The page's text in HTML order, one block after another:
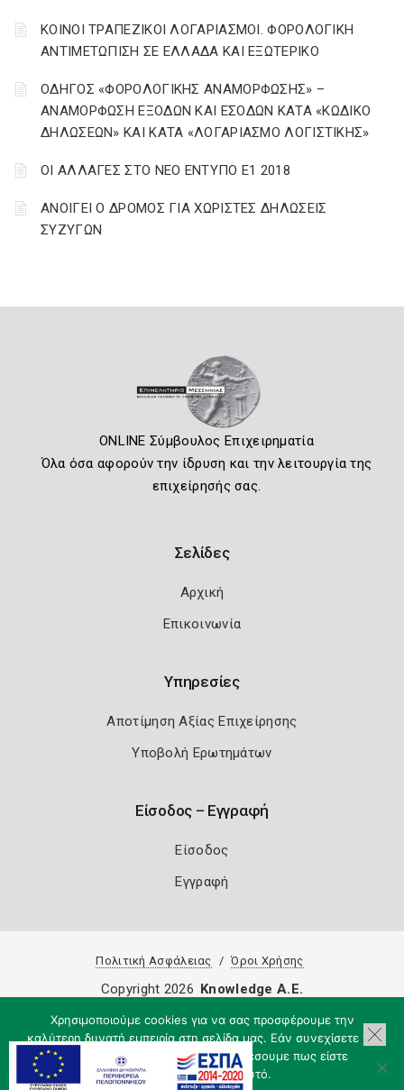
ΚΟΙΝΟΙ ΤΡΑΠΕΖΙΚΟΙ ΛΟΓΑΡΙΑΣΜΟΙ. ΦΟΡΟΛΟΓΙΚΗ
ΑΝΤΙΜΕΤΩΠΙΣΗ ΣΕ ΕΛΛΑΔΑ ΚΑΙ ΕΞΩΤΕΡΙΚΟ
ΟΔΗΓΟΣ «ΦΟΡΟΛΟΓΙΚΗΣ ΑΝΑΜΟΡΦΩΣΗΣ» –
ΑΝΑΜΟΡΦΩΣΗ ΕΞΟΔΩΝ ΚΑΙ ΕΣΟΔΩΝ ΚΑΤΑ «ΚΩΔΙΚΟ
ΔΗΛΩΣΕΩΝ» ΚΑΙ ΚΑΤΑ «ΛΟΓΑΡΙΑΣΜΟ ΛΟΓΙΣΤΙΚΗΣ»
ΟΙ ΑΛΛΑΓΕΣ ΣΤΟ ΝΕΟ ΕΝΤΥΠΟ Ε1 2018
ΑΝΟΙΓΕΙ Ο ΔΡΟΜΟΣ ΓΙΑ ΧΩΡΙΣΤΕΣ ΔΗΛΩΣΕΙΣ
ΣΥΖΥΓΩΝ
ONLINE Σύμβουλος Επιχειρηματία
Όλα όσα αφορούν την ίδρυση και την λειτουργία της
επιχείρησής σας.
Σελίδες
Αρχική
Επικοινωνία
Υπηρεσίες
Αποτίμηση Αξίας Επιχείρησης
Υποβολή Ερωτημάτων
Είσοδος – Εγγραφή
Είσοδος
Εγγραφή
Πολιτική Ασφάλειας Όροι Χρήσης
Χρησιμοποιούμε cookies για να σας προσφέρουμε την
καλύτερη δυνατή εμπειρία στη σελίδα μας. Εάν συνεχίσετε να
χρησιμοποιείτε τη σελίδα, θα υποθέσουμε πως είστε
ικανοποιημένοι με αυτό.
Copyright 2026 Knowledge A.E.